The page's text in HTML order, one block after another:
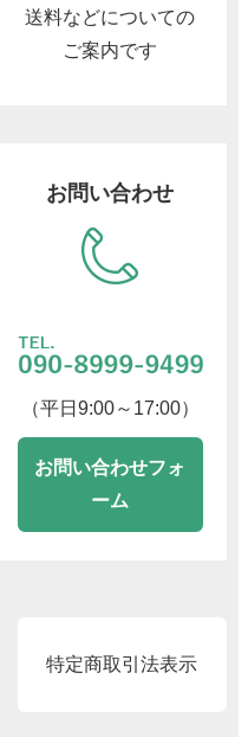
送料などについての
ご案内です
お問い合わせ
（平日9:00～17:00）
お問い合わせフォ
ーム
特定商取引法表示